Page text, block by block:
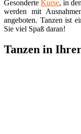
Gesonderte Kurse, in
werden mit
angeboten. Tanzen ist
Sie viel Spaß daran!
Tanzen in